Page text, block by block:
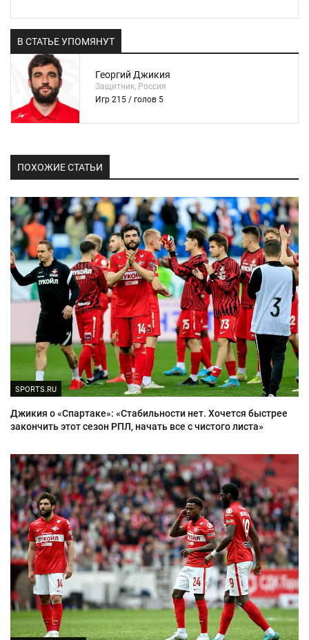
В СТАТЬЕ УПОМЯНУТ
Георгий Джикия
Защитник, Россия
Игр 215 / голов 5
ПОХОЖИЕ СТАТЬИ
SPORTS.RU
Джикия о «Спартаке»: «Стабильности нет. Хочется быстрее
закончить этот сезон РПЛ, начать все с чистого листа»